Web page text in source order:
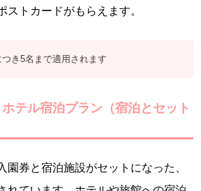
ストカードがもらえます。
き5名まで適用されます
ホテル宿泊プラン（宿泊とセット
園券と宿泊施設がセットになった、